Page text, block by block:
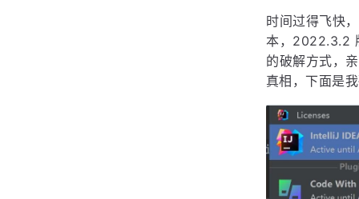
时间过得飞快
本，2022.3.2
的破解方式，
真相，下面是